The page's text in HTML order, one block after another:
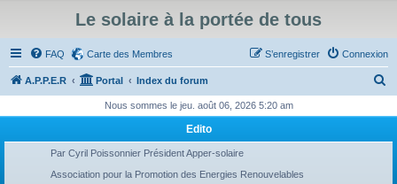
Le solaire à la portée de tous
FAQ Carte des Membres Connexion
S’enregistrer
A.P.P.E.R Portal Index du forum
h
Nous sommes le jeu. août 06, 2026 5:20 am
Edito
Par Cyril Poissonnier Président Apper-solaire
Association pour la Promotion des Energies Renouvelables